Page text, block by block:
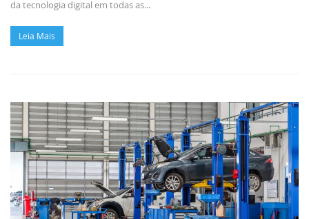
da tecnologia digital em todas as...
Leia Mais